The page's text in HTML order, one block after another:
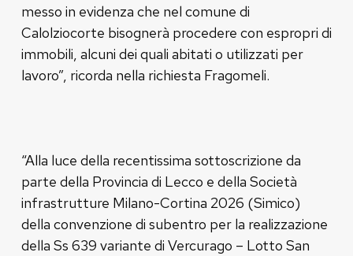
messo in evidenza che nel comune di
Calolziocorte bisognerà procedere con espropri di
immobili, alcuni dei quali abitati o utilizzati per
lavoro”, ricorda nella richiesta Fragomeli.
“Alla luce della recentissima sottoscrizione da
parte della Provincia di Lecco e della Società
infrastrutture Milano-Cortina 2026 (Simico)
della convenzione di subentro per la realizzazione
della Ss 639 variante di Vercurago – Lotto San